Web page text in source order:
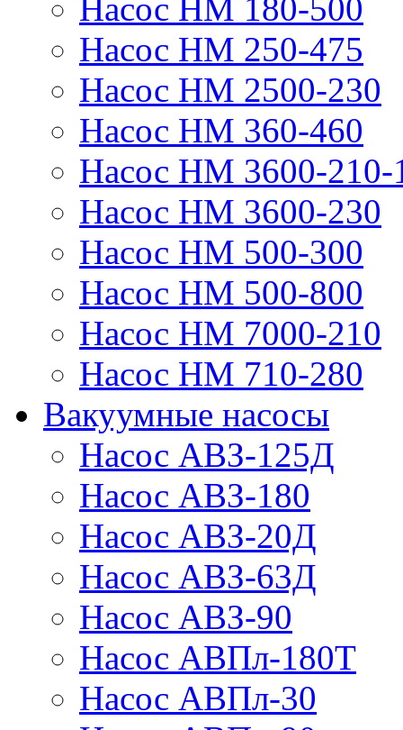
Насос НМ 180-500
Насос НМ 250-475
Насос НМ 2500-230
Насос НМ 360-460
Насос НМ 3600-210-
Насос НМ 3600-230
Насос НМ 500-300
Насос НМ 500-800
Насос НМ 7000-210
Насос НМ 710-280
Вакуумные насосы
Насос АВЗ-125Д
Насос АВЗ-180
Насос АВЗ-20Д
Насос АВЗ-63Д
Насос АВЗ-90
Насос АВПл-180Т
Насос АВПл-30